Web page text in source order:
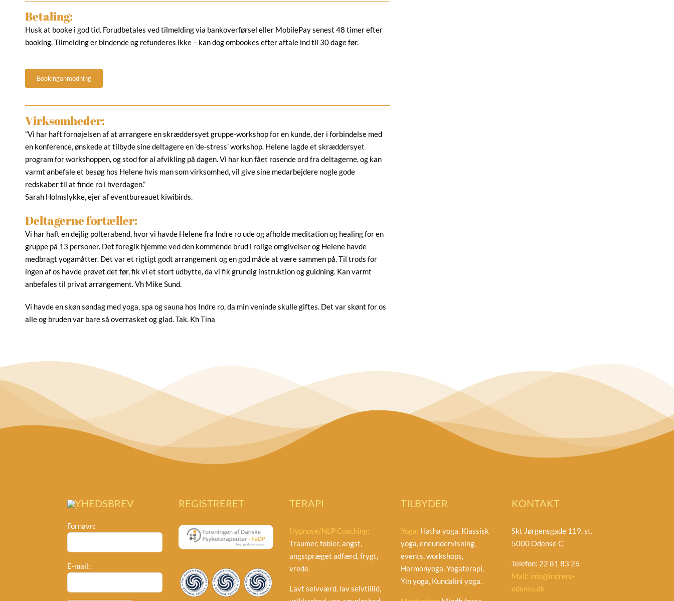
Betaling:
Husk at booke i god tid. Forudbetales ved tilmelding via bankoverførsel eller MobilePay senest 48 timer efter
booking. Tilmelding er bindende og refunderes ikke – kan dog ombookes efter aftale ind til 30 dage før.
Bookinganmodning
Virksomheder:
”Vi har haft fornøjelsen af at arrangere en skræddersyet gruppe-workshop for en kunde, der i forbindelse med
en konference, ønskede at tilbyde sine deltagere en ’de-stress’ workshop. Helene lagde et skræddersyet
program for workshoppen, og stod for al afvikling på dagen. Vi har kun fået rosende ord fra deltagerne, og kan
varmt anbefale et besøg hos Helene hvis man som virksomhed, vil give sine medarbejdere nogle gode
redskaber til at finde ro i hverdagen.”
Sarah Holmslykke, ejer af eventbureauet kiwibirds.
Deltagerne fortæller:
Vi har haft en dejlig polterabend, hvor vi havde Helene fra Indre ro ude og afholde meditation og healing for en
gruppe på 13 personer. Det foregik hjemme ved den kommende brud i rolige omgivelser og Helene havde
medbragt yogamåtter. Det var et rigtigt godt arrangement og en god måde at være sammen på. Til trods for
ingen af os havde prøvet det før, fik vi et stort udbytte, da vi fik grundig instruktion og guidning. Kan varmt
anbefales til privat arrangement. Vh Mike Sund.
Vi havde en skøn søndag med yoga, spa og sauna hos Indre ro, da min veninde skulle giftes. Det var skønt for os
alle og bruden var bare så overrasket og glad. Tak. Kh Tina
NYHEDSBREV
Fornavn:
E-mail:
REGISTRERET TERAPI
Hypnose/NLP Coaching:
Traumer, fobier, angst,
angstpræget adfærd, frygt,
vrede.
Lavt selvværd, lav selvtillid,
TILBYDER
Yoga: Hatha yoga, Klassisk
yoga, eneundervisning,
events, workshops,
Hormonyoga, Yogaterapi,
Yin yoga, Kundalini yoga.
KONTAKT
Skt Jørgensgade 119, st.
5000 Odense C
Telefon: 22 81 83 26
Mail: info@indrero-
odense.dk